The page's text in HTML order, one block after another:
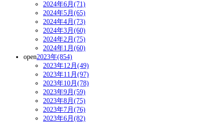
2024年6月(71)
2024年5月(65)
2024年4月(73)
2024年3月(60)
2024年2月(75)
2024年1月(60)
open2023年(854)
2023年12月(49)
2023年11月(97)
2023年10月(78)
2023年9月(59)
2023年8月(75)
2023年7月(76)
2023年6月(82)